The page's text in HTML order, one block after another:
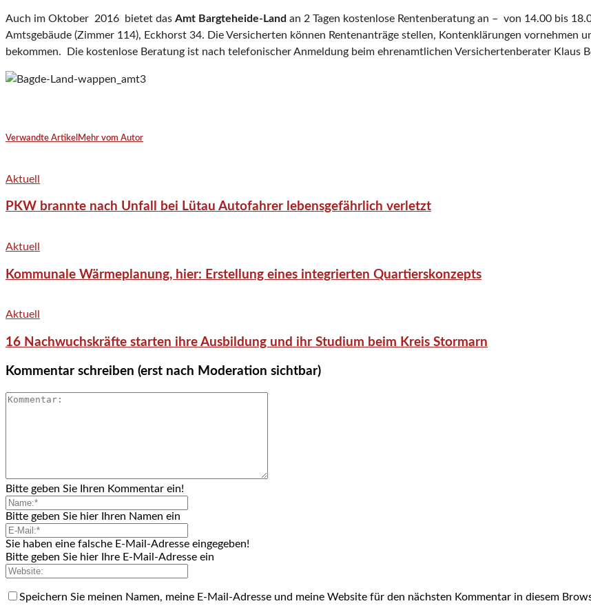
Auch im Oktober 2016 bietet das Amt Bargteheide-Land an 2 Tagen kostenlose Rentenberatung an – von 14.00 bis
Amtsgebäude (Zimmer 114), Eckhorst 34. Die Versicherten können Rentenanträge stellen, Kontenklärungen vornehmen
bekommen. Die kostenlose Beratung ist nach telefonischer Anmeldung beim ehrenamtlichen Versichertenberater
Verwandte Artikel Mehr vom Autor
Aktuell
PKW brannte nach Unfall bei Lütau Autofahrer lebensgefährlich verletzt
Aktuell
Kommunale Wärmeplanung, hier: Erstellung eines integrierten Quartierskonzepts
Aktuell
16 Nachwuchskräfte starten ihre Ausbildung und ihr Studium beim Kreis Stormarn
Kommentar schreiben (erst nach Moderation sichtbar)
Bitte geben Sie Ihren Kommentar ein!
Bitte geben Sie hier Ihren Namen ein
Sie haben eine falsche E-Mail-Adresse eingegeben!
Bitte geben Sie hier Ihre E-Mail-Adresse ein
Speichern Sie meinen Namen, meine E-Mail-Adresse und meine Website für den nächsten Kommentar in diesem